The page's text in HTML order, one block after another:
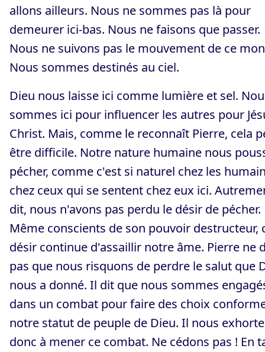
allons ailleurs. Nous ne sommes pas là pour
demeurer ici-bas. Nous ne faisons que passer.
Nous ne suivons pas le mouvement de ce
Nous sommes destinés au ciel.
Dieu nous laisse ici comme lumière et sel.
sommes ici pour influencer les autres pour
Christ. Mais, comme le reconnaît Pierre, cela
être difficile. Notre nature humaine nous
pécher, comme c'est si naturel chez les
chez ceux qui se sentent chez eux ici.
dit, nous n'avons pas perdu le désir de pécher.
Même conscients de son pouvoir destructeur,
désir continue d'assaillir notre âme. Pierre ne
pas que nous risquons de perdre le salut que
nous a donné. Il dit que nous sommes
dans un combat pour faire des choix
notre statut de peuple de Dieu. Il nous exhorte
donc à mener ce combat. Ne cédons pas ! En